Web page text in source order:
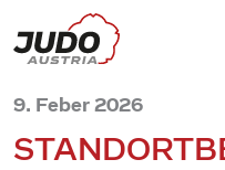
9. Feber 2026